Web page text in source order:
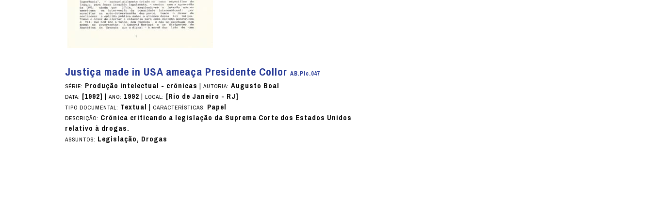
Justiça made in USA ameaça Presidente CollorAB.PIc.047
SÉRIE: Produção intelectual - crônicas |AUTORIA:Augusto Boal
DATA: [1992] |ANO: 1992|LOCAL: [Rio de Janeiro - RJ]
TIPO DOCUMENTAL: Textual | CARACTERÍSTICAS: Papel
DESCRIÇÃO: Crônica criticando a legislação da Suprema Corte dos Estados Unidos
relativo à drogas.
ASSUNTOS: Legislação, Drogas